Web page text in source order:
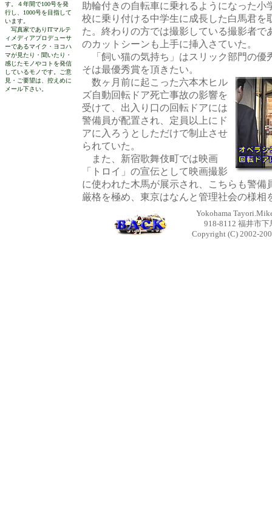
助輪付きの自転車に乗れるようになった小
校に乗り付ける中学生に成長した白馬君を
た。終わりの方では撮影している撮影者で
のカットシーンも上手に挿入さていた。
「飼い猫の気持ち」はスリック部門の優
そは最優秀賞を頂きたい。
数ヶ月前に起こった六本木ヒル
ズ自動回転ドア死亡事故の影響を
受けて、出入り口の回転ドアには
警備員が配置され、定員以上にド
アに入ろうとしただけで制止させ
られていた。
また、新宿歌舞伎町では映画
「トロイ」の宣伝として映画撮影
に使われた木馬が展示され、こちらも警
厳格を極め、東京はなんと管理社会の様
Yokohama
918-8112 福井市
Copyright (C) 2002-
す。４年間で100号を発
行し、1000号を目指して
います。
写真家でありITマルテ
ィメディアプロデューサ
ーであるマイク・ヨコハ
マが見たり・聞いたり・
感じたモノやコトを発信
しているモノです。ご意
見・ご要望は、控えめに
メール下さい。